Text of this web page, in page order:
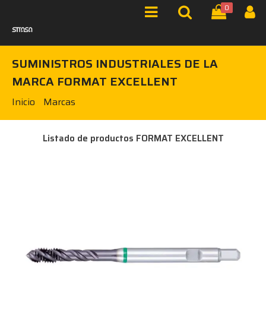
0
SUMINISTROS INDUSTRIALES DE LA
MARCA FORMAT EXCELLENT
Inicio Marcas
Listado de productos FORMAT EXCELLENT